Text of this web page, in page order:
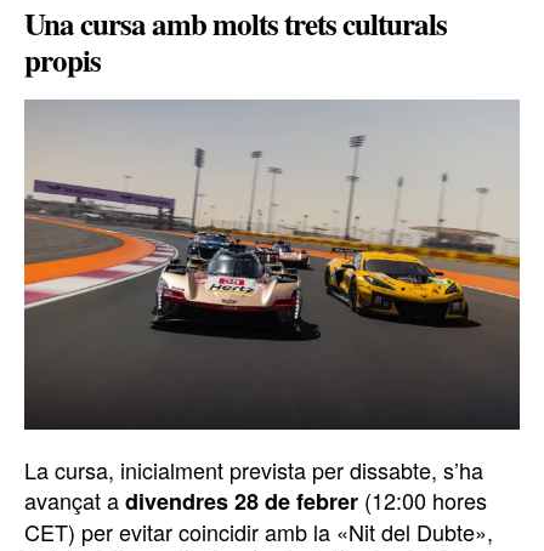
Una cursa amb molts trets culturals
propis
La cursa, inicialment prevista per dissabte, s’ha
avançat adivendres 28 de febrer (12:00 hores
CET) per evitar coincidir amb la «Nit del Dubte»,